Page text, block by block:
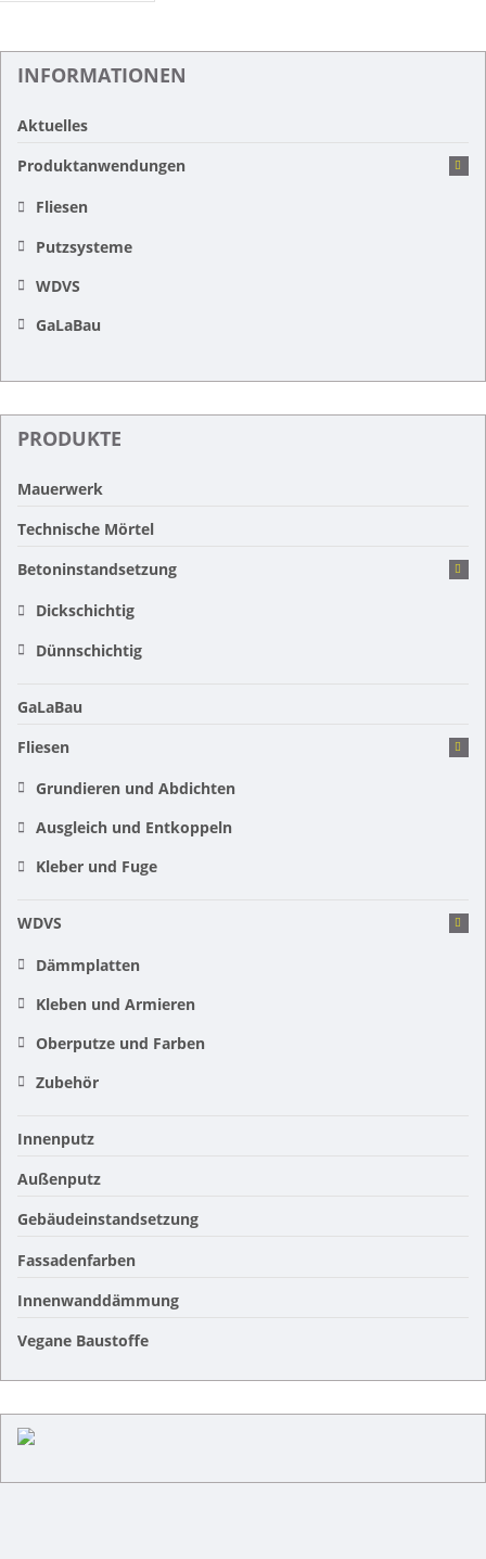
INFORMATIONEN
Aktuelles
Produktanwendungen
Fliesen
Putzsysteme
WDVS
GaLaBau
PRODUKTE
Mauerwerk
Technische Mörtel
Betoninstandsetzung
Dickschichtig
Dünnschichtig
GaLaBau
Fliesen
Grundieren und Abdichten
Ausgleich und Entkoppeln
Kleber und Fuge
WDVS
Dämmplatten
Kleben und Armieren
Oberputze und Farben
Zubehör
Innenputz
Außenputz
Gebäudeinstandsetzung
Fassadenfarben
Innenwanddämmung
Vegane Baustoffe